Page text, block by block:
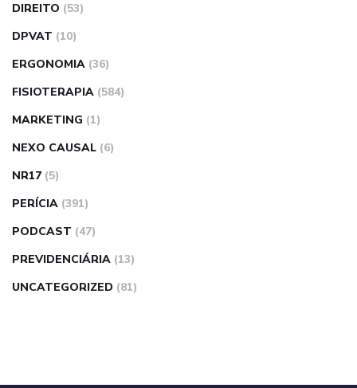
DIREITO (53)
DPVAT (10)
ERGONOMIA (36)
FISIOTERAPIA (584)
MARKETING (1)
NEXO CAUSAL (6)
NR17 (5)
PERÍCIA (391)
PODCAST (47)
PREVIDENCIÁRIA (13)
UNCATEGORIZED (81)